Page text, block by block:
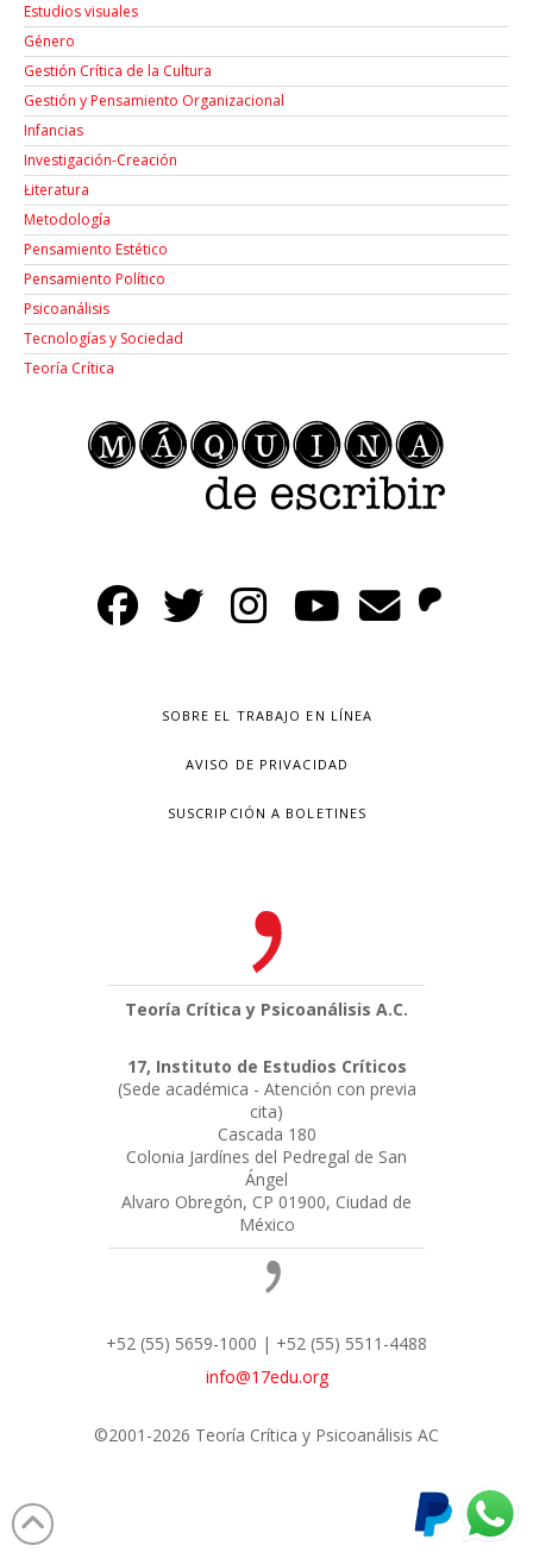
Estudios visuales
Género
Gestión Crítica de la Cultura
Gestión y Pensamiento Organizacional
Infancias
Investigación-Creación
Łiteratura
Metodología
Pensamiento Estético
Pensamiento Político
Psicoanálisis
Tecnologías y Sociedad
Teoría Crítica
SOBRE EL TRABAJO EN LÍNEA
AVISO DE PRIVACIDAD
SUSCRIPCIÓN A BOLETINES
Teoría Crítica y Psicoanálisis A.C.
17, Instituto de Estudios Críticos
(Sede académica - Atención con previa
cita)
Cascada 180
Colonia Jardínes del Pedregal de San
Ángel
Alvaro Obregón, CP 01900, Ciudad de
México
+52 (55) 5659-1000 | +52 (55) 5511-4488
info@17edu.org
©2001-2026 Teoría Crítica y Psicoanálisis AC